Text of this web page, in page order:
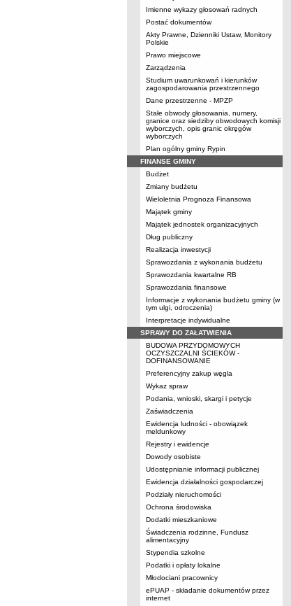
Imienne wykazy głosowań radnych
Postać dokumentów
Akty Prawne, Dzienniki Ustaw, Monitory
Polskie
Prawo miejscowe
Zarządzenia
Studium uwarunkowań i kierunków
zagospodarowania przestrzennego
Dane przestrzenne - MPZP
Stałe obwody głosowania, numery,
granice oraz siedziby obwodowych komisji
wyborczych, opis granic okręgów
wyborczych
Plan ogólny gminy Rypin
FINANSE GMINY
Budżet
Zmiany budżetu
Wieloletnia Prognoza Finansowa
Majątek gminy
Majątek jednostek organizacyjnych
Dług publiczny
Realizacja inwestycji
Sprawozdania z wykonania budżetu
Sprawozdania kwartalne RB
Sprawozdania finansowe
Informacje z wykonania budżetu gminy (w
tym ulgi, odroczenia)
Interpretacje indywidualne
SPRAWY DO ZAŁATWIENIA
BUDOWA PRZYDOMOWYCH
OCZYSZCZALNI ŚCIEKÓW -
DOFINANSOWANIE
Preferencyjny zakup węgla
Wykaz spraw
Podania, wnioski, skargi i petycje
Zaświadczenia
Ewidencja ludności - obowiązek
meldunkowy
Rejestry i ewidencje
Dowody osobiste
Udostępnianie informacji publicznej
Ewidencja działalności gospodarczej
Podziały nieruchomości
Ochrona środowiska
Dodatki mieszkaniowe
Świadczenia rodzinne, Fundusz
alimentacyjny
Stypendia szkolne
Podatki i opłaty lokalne
Młodociani pracownicy
ePUAP - składanie dokumentów przez
internet